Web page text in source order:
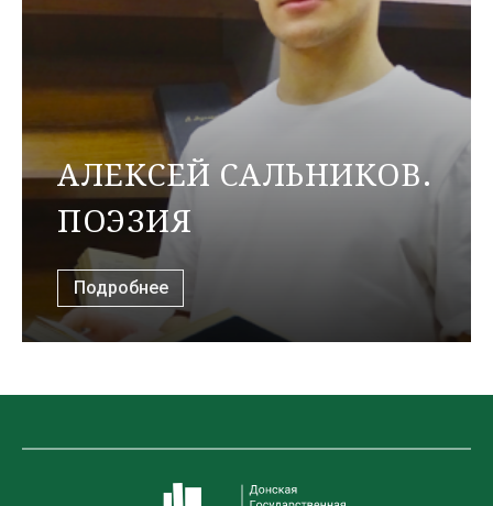
АЛЕКСЕЙ САЛЬНИКОВ.
ПОЭЗИЯ
Подробнее